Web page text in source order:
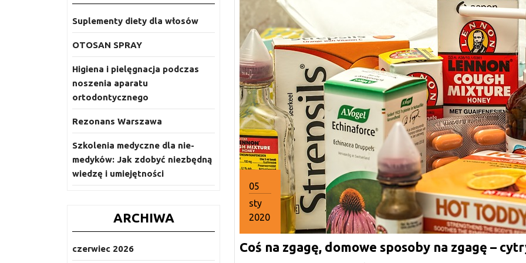
Suplementy diety dla włosów
OTOSAN SPRAY
Higiena i pielęgnacja podczas
noszenia aparatu
ortodontycznego
Rezonans Warszawa
Szkolenia medyczne dla nie-
medyków: Jak zdobyć niezbędną
wiedzę i umiejętności
ARCHIWA
czerwiec 2026
05
sty
2020
stycznia
Coś na zgagę, domowe sposoby na zgagę –